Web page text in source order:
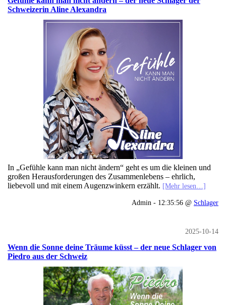
Schweizerin Aline Alexandra
In „Gefühle kann man nicht ändern“ geht es um die kleinen und
großen Herausforderungen des Zusammenlebens – ehrlich,
liebevoll und mit einem Augenzwinkern erzählt. [Mehr lesen…]
Admin - 12:35:56 @ Schlager
2025-10-14
Wenn die Sonne deine Träume küsst – der neue Schlager von
Piedro aus der Schweiz